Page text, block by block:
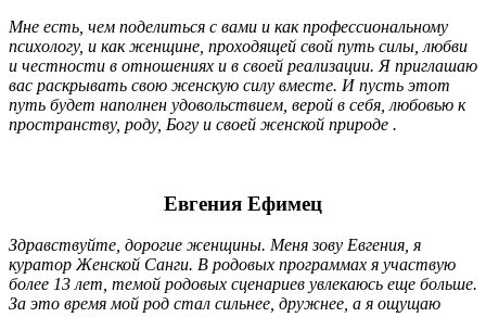
Мне есть, чем поделиться с вами и как профессиональному
психологу, и как женщине, проходящей свой путь силы, любви
и честности в отношениях и в своей реализации. Я приглашаю
вас раскрывать свою женскую силу вместе. И пусть этот
путь будет наполнен удовольствием, верой в себя, любовью к
пространству, роду, Богу и своей женской природе .
Евгения Ефимец
Здравствуйте, дорогие женщины. Меня зову Евгения, я
куратор Женской Санги. В родовых программах я участвую
более 13 лет, темой родовых сценариев увлекаюсь еще больше.
За это время мой род стал сильнее, дружнее, а я ощущаю